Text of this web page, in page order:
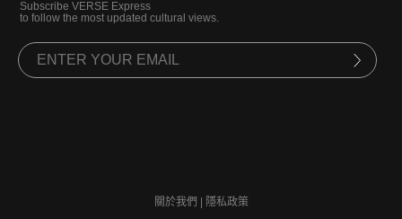
Subscribe VERSE Express
to follow the most updated cultural views.
關於我們 | 隱私政策